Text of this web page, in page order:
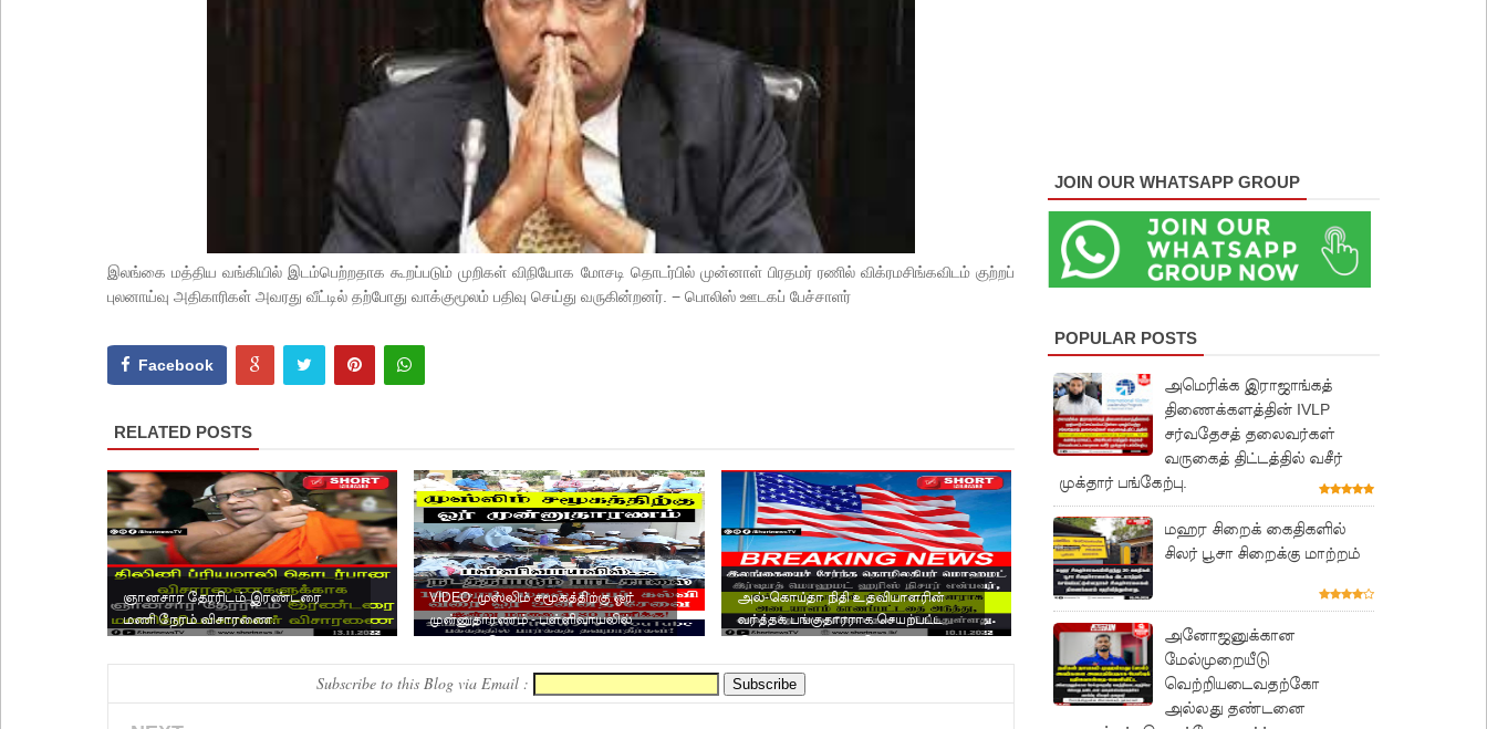
இலங்கை மத்திய வங்கியில் இடம்பெற்றதாக கூறப்படும் முறிகள் விநியோக மோசடி தொடர்பில் முன்னாள் பிரதமர் ரணில் விக்ரமசிங்கவிடம் குற்றப்
புலனாய்வு அதிகாரிகள் அவரது வீட்டில் தற்போது வாக்குமூலம் பதிவு செய்து வருகின்றனர். − பொலிஸ் ஊடகப் பேச்சாளர்
Facebook
RELATED POSTS
ஞானசார தேரரிடம் இரண்டரை
மணி நேரம் விசாரணை.
VIDEO: முஸ்லிம் சமூகத்திற்கு ஓர்
முன்னுதாரணம் - பள்ளிவாயலில்
அல்-கொய்தா நிதி உதவியாளரின்
வர்த்தக பங்குதாரராக செயற்பட்ட
Subscribe to this Blog via Email :
JOIN OUR WHATSAPP GROUP
POPULAR POSTS
அமெரிக்க இராஜாங்கத்
திணைக்களத்தின் IVLP
சர்வதேசத் தலைவர்கள்
வருகைத் திட்டத்தில் வசீர்
முக்தார் பங்கேற்பு.
மஹர சிறைக் கைதிகளில்
சிலர் பூசா சிறைக்கு மாற்றம்
அனோஜனுக்கான
மேல்முறையீடு
வெற்றியடைவதற்கோ
அல்லது தண்டனை